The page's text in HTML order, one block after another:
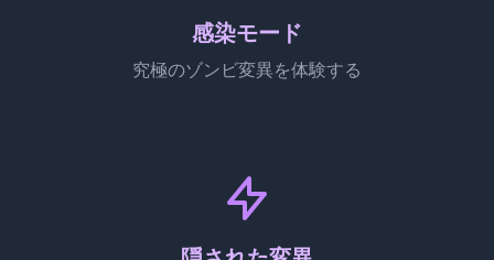
感染モード
究極のゾンビ変異を体験する